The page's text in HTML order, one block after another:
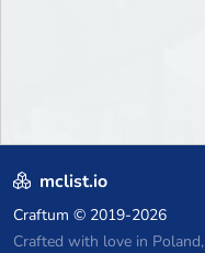
mclist.io
Craftum © 2019-2026
Crafted with love in Poland,